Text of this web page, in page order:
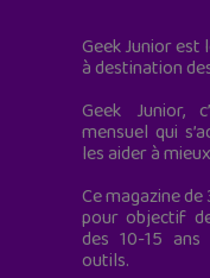
Geek Junior
à destination
Geek Junior,
mensuel qui
les aider à
Ce magazine
pour objectif
des 10-15
outils.